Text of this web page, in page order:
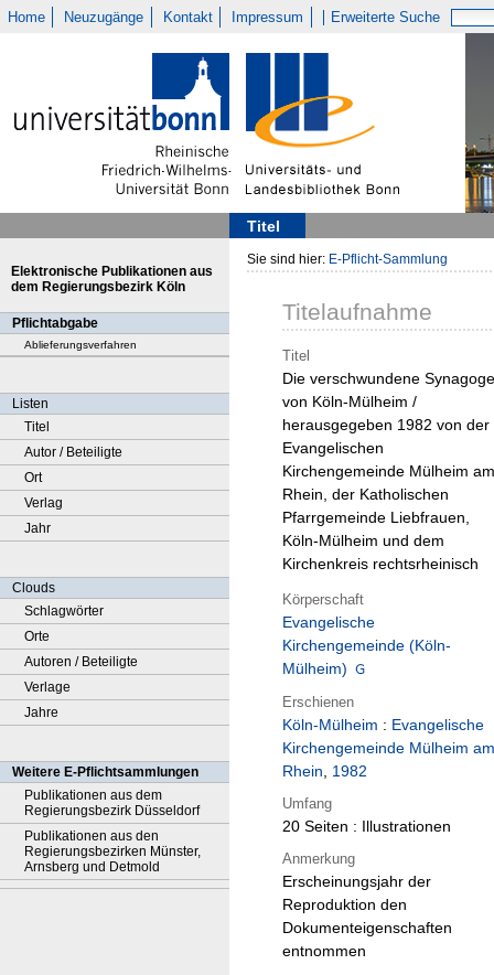
Home Neuzugänge Kontakt Impressum Erweiterte Suche
Titel
Elektronische Publikationen aus
dem Regierungsbezirk Köln
Pflichtabgabe
Ablieferungsverfahren
Listen
Titel
Autor / Beteiligte
Ort
Verlag
Jahr
Clouds
Schlagwörter
Orte
Autoren / Beteiligte
Verlage
Jahre
Weitere E-Pflichtsammlungen
Publikationen aus dem
Regierungsbezirk Düsseldorf
Publikationen aus den
Regierungsbezirken Münster,
Arnsberg und Detmold
Sie sind hier: E-Pflicht-Sammlung
Titelaufnahme
Titel
Die verschwundene Synagoge
von Köln-Mülheim /
herausgegeben 1982 von der
Evangelischen
Kirchengemeinde Mülheim am
Rhein, der Katholischen
Pfarrgemeinde Liebfrauen,
Köln-Mülheim und dem
Kirchenkreis rechtsrheinisch
Körperschaft
Evangelische
Kirchengemeinde (Köln-
Mülheim)
Erschienen
Köln-Mülheim : Evangelische
Kirchengemeinde Mülheim am
Rhein, 1982
Umfang
20 Seiten : Illustrationen
Anmerkung
Erscheinungsjahr der
Reproduktion den
Dokumenteigenschaften
entnommen